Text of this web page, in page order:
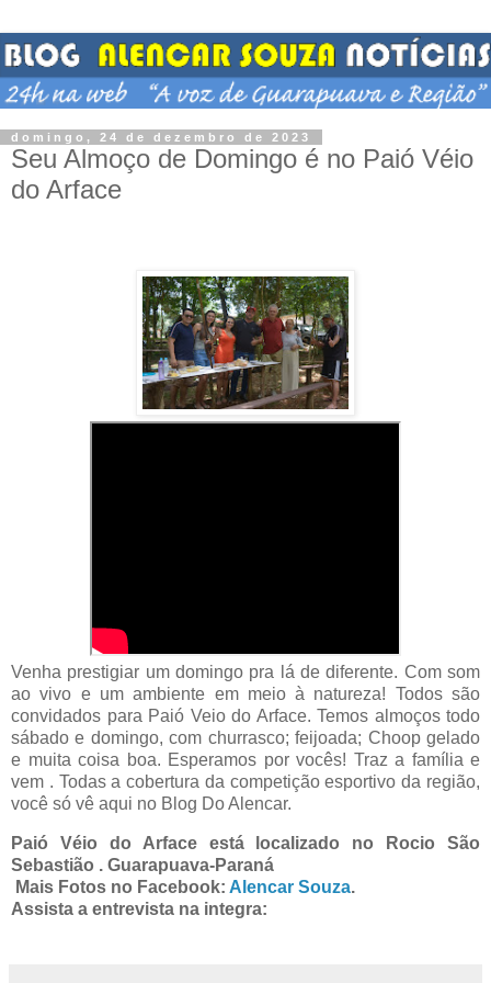
domingo, 24 de dezembro de 2023
Seu Almoço de Domingo é no Paió Véio
do Arface
Venha prestigiar um domingo pra lá de diferente. Com som
ao vivo e um ambiente em meio à natureza! Todos são
convidados para Paió Veio do Arface. Temos almoços todo
sábado e domingo, com churrasco; feijoada; Choop gelado
e muita coisa boa. Esperamos por vocês! Traz a família e
vem . Todas a cobertura da competição esportivo da região,
você só vê aqui no Blog Do Alencar.
Paió Véio do Arface está localizado no Rocio São
Sebastião . Guarapuava-Paraná
Mais Fotos no Facebook: Alencar Souza.
Assista a entrevista na integra: